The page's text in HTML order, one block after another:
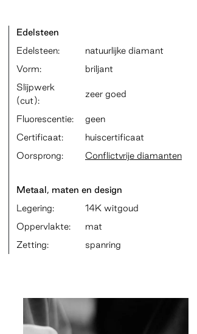
Edelsteen
Edelsteen:
natuurlijke diamant
Vorm:
briljant
Slijpwerk
(cut):
zeer goed
Fluorescentie:
geen
Certificaat:
huiscertificaat
Oorsprong:
Conflictvrije diamanten
Metaal, maten en design
Legering:
14K witgoud
Oppervlakte:
mat
Zetting:
spanring